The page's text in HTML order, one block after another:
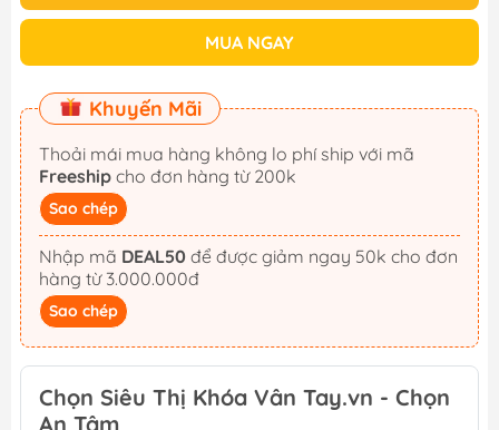
MUA NGAY
Khuyến Mãi
Thoải mái mua hàng không lo phí ship với mã
Freeship cho đơn hàng từ 200k
Sao chép
Nhập mã DEAL50
hàng từ 3.000.000đ
Sao chép
Chọn Siêu Thị Khóa Vân Tay.vn - Chọn
An Tâm